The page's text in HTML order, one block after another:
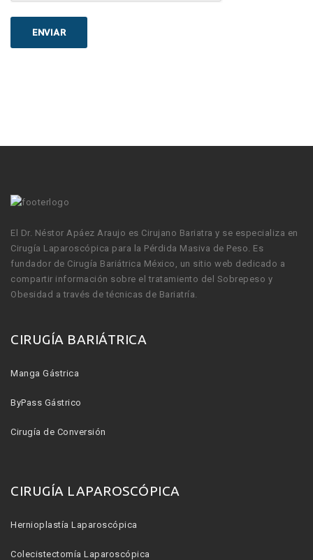
El Dr. Néstor Apáez Araujo es Cirujano Bariatra y se especializa en
Cirugía Laparoscópica para la Pérdida Masiva de Peso. Es
fundador de Cirugía Bariátrica México, un sitio web dedicado a
compartir información sobre el tratamiento del Sobrepeso y
Obesidad a través de técnicas de Bariatría.
CIRUGÍA BARIÁTRICA
Manga Gástrica
ByPass Gástrico
Cirugía de Conversión
CIRUGÍA LAPAROSCÓPICA
Hernioplastía Laparoscópica
Colecistectomía Laparoscópica